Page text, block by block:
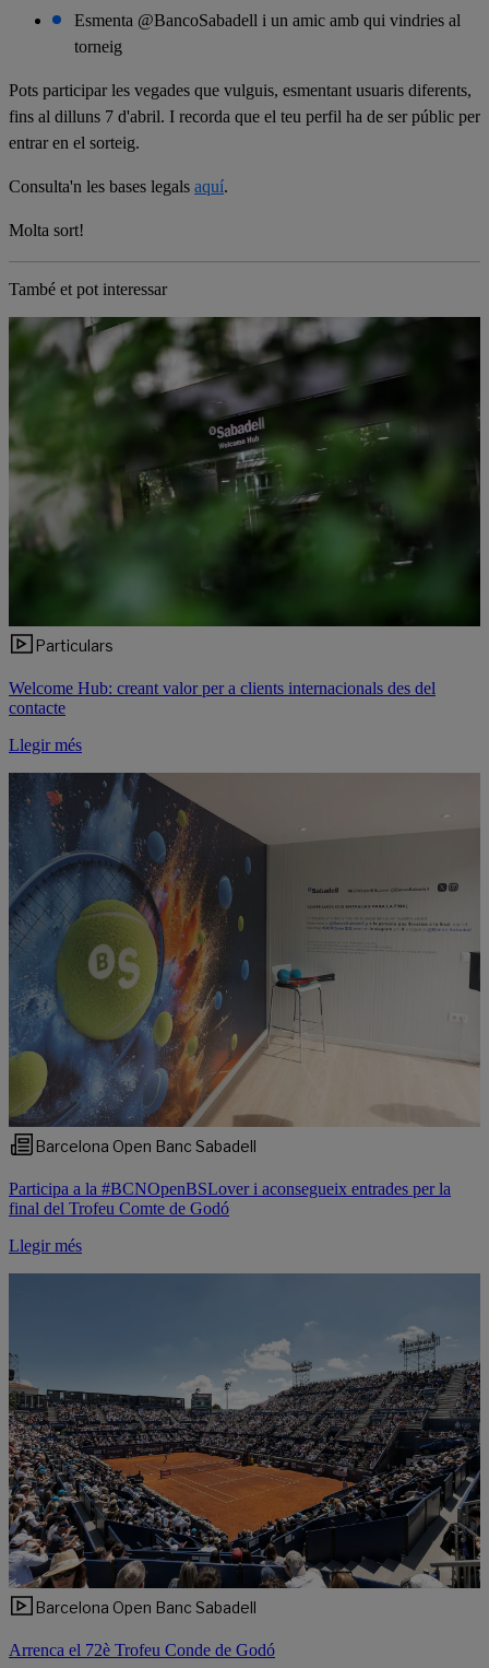
Esmenta @BancoSabadell i un amic amb qui vindries al
torneig
Pots participar les vegades que vulguis, esmentant usuaris diferents,
fins al dilluns 7 d'abril. I recorda que el teu perfil ha de ser públic per
entrar en el sorteig.
Consulta'n les bases legals aquí.
Molta sort!
També et pot interessar
Particulars
Welcome Hub: creant valor per a clients internacionals des del
contacte
Llegir més
Barcelona Open Banc Sabadell
Participa a la #BCNOpenBSLover i aconsegueix entrades per la
final del Trofeu Comte de Godó
Llegir més
Barcelona Open Banc Sabadell
Arrenca el 72è Trofeu Conde de Godó